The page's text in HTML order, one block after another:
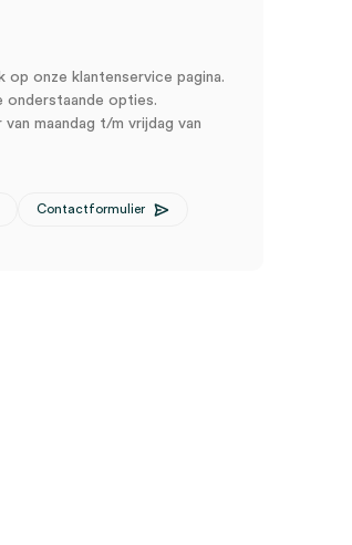
op onze klantenservice pagina.
onderstaande opties.
maandag t/m vrijdag van
Contactformulier